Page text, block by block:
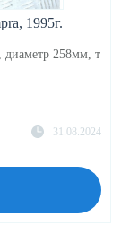
1995г.
диаметр 258мм, т
31.08.2024